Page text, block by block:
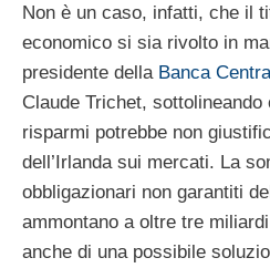
Non è un caso, infatti, che il
economico si sia rivolto in
presidente della Banca
Claude Trichet,
risparmi potrebbe non
dell’Irlanda sui mercati. La
obbligazionari non garantiti
ammontano a oltre tre
anche di una possibile